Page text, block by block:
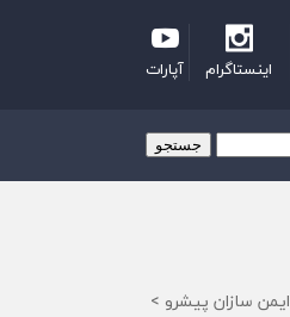
اینستاگرام آپارات
جستجو
ایمن سازان پیشرو >